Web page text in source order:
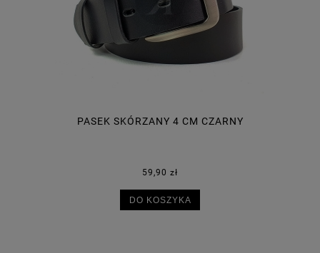
PASEK SKÓRZANY 4 CM CZARNY
59,90 zł
DO KOSZYKA